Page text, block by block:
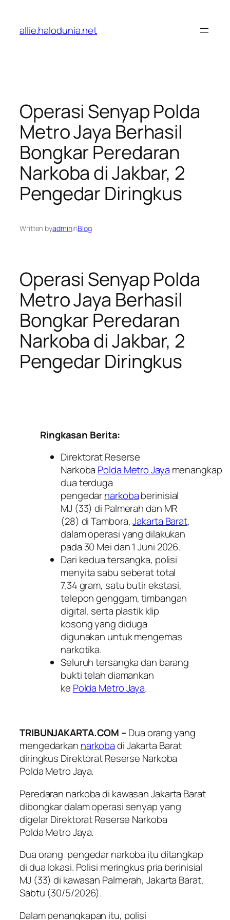
konten
allie.halodunia.net
Operasi Senyap Polda
Metro Jaya Berhasil
Bongkar Peredaran
Narkoba di Jakbar, 2
Pengedar Diringkus
Written byadmininBlog
Operasi Senyap Polda
Metro Jaya Berhasil
Bongkar Peredaran
Narkoba di Jakbar, 2
Pengedar Diringkus
Ringkasan Berita:
Direktorat Reserse
Narkoba Polda Metro Jaya menangkap
dua terduga
pengedarnarkobaberinisial
MJ (33) di Palmerah dan MR
(28) di Tambora,Jakarta Barat,
dalam operasi yang dilakukan
pada 30 Mei dan 1 Juni 2026.
Dari kedua tersangka, polisi
menyita sabu seberat total
7,34 gram, satu butir ekstasi,
telepon genggam, timbangan
digital, serta plastik klip
kosong yang diduga
digunakan untuk mengemas
narkotika.
Seluruh tersangka dan barang
bukti telah diamankan
ke Polda Metro Jaya.
TRIBUNJAKARTA.COM – Dua orang yang
mengedarkan narkobadi Jakarta Barat
diringkus Direktorat Reserse Narkoba
Polda Metro Jaya.
Peredaran narkoba di kawasan Jakarta Barat
dibongkar dalam operasi senyap yang
digelar Direktorat Reserse Narkoba
Polda Metro Jaya.
Dua orang pengedar narkoba itu ditangkap
di dua lokasi. Polisi meringkus pria berinisial
MJ (33) di kawasan Palmerah, Jakarta Barat,
Sabtu (30/5/2026).
Dalam penangkapan itu, polisi